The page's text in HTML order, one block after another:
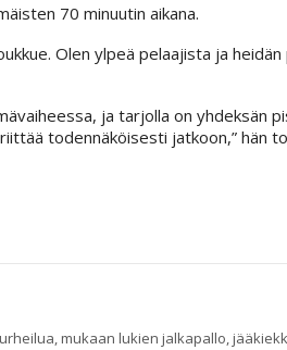
70 minuutin aikana.
Olen ylpeä pelaajista ja
ja tarjolla on yhdeksän
todennäköisesti jatkoon,” hän
mukaan lukien jalkapallo,